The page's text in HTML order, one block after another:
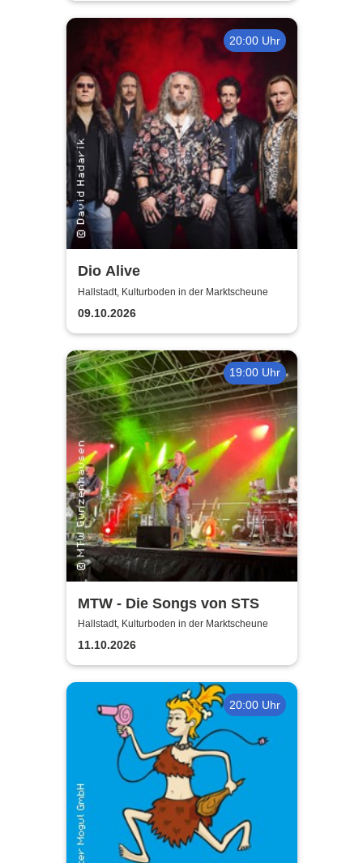
20:00 Uhr
Dio Alive
Hallstadt, Kulturboden in der Marktscheune
09.10.2026
19:00 Uhr
MTW - Die Songs von STS
Hallstadt, Kulturboden in der Marktscheune
11.10.2026
20:00 Uhr